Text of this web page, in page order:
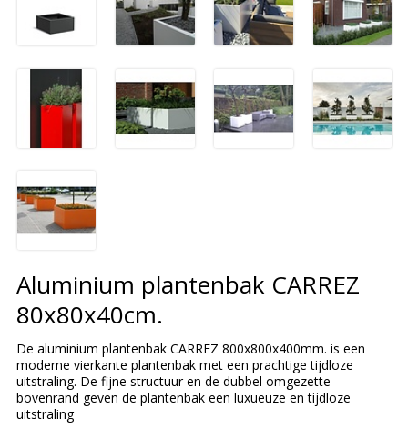
Aluminium plantenbak CARREZ
80x80x40cm.
De aluminium plantenbak CARREZ 800x800x400mm. is een
moderne vierkante plantenbak met een prachtige tijdloze
uitstraling. De fijne structuur en de dubbel omgezette
bovenrand geven de plantenbak een luxueuze en tijdloze
uitstraling